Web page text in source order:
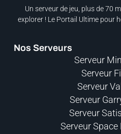
Un serveur de jeu, plus de 70
explorer ! Le Portail Ultime pour
Nos Serveurs
Serveur
Serveur
Serveur
Serveur
Serveur
Serveur Space